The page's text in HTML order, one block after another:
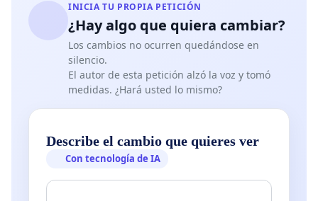
INICIA TU PROPIA PETICIÓN
¿Hay algo que quiera cambiar?
Los cambios no ocurren quedándose en
silencio.
El autor de esta petición alzó la voz y tomó
medidas. ¿Hará usted lo mismo?
Describe el cambio que quieres ver
Con tecnología de IA